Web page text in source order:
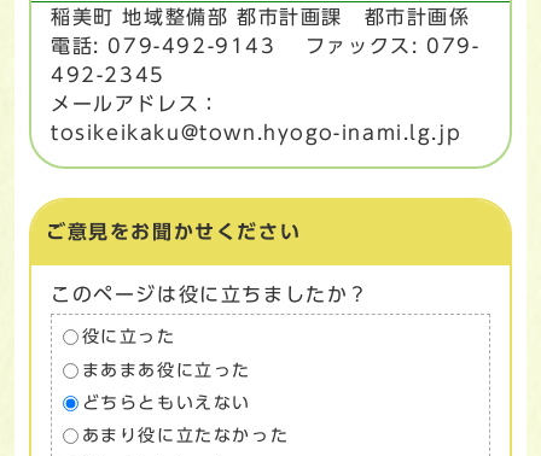
稲美町 地域整備部 都市計画課 都市計画係
電話: 079-492-9143 ファックス: 079-
492-2345
メールアドレス：
tosikeikaku@town.hyogo-inami.lg.jp
ご意見をお聞かせください
このページは役に立ちましたか？
役に立った
まあまあ役に立った
どちらともいえない
あまり役に立たなかった